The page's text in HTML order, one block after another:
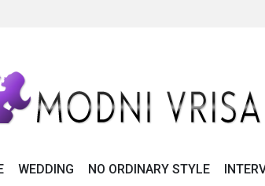
WEDDING NO ORDINARY STYLE